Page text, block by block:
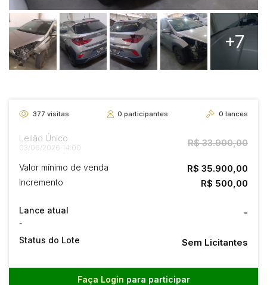
+7
377 visitas 0participantes 0 lances
Leilão Único
03/06/2026 14:00 R$ 33.900,00
Valor mínimo de venda R$ 35.900,00
Incremento R$ 500,00
Lance atual
-
-
Status do Lote Sem Licitantes
Faça Login para participar